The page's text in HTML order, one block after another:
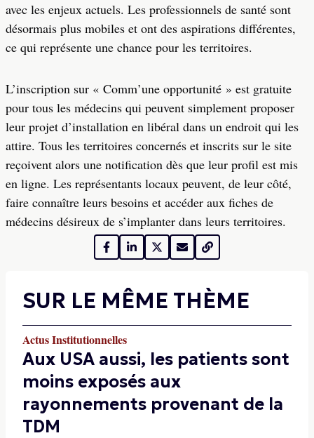
avec les enjeux actuels. Les professionnels de santé sont
désormais plus mobiles et ont des aspirations différentes,
ce qui représente une chance pour les territoires.
L’inscription sur « Comm’une opportunité » est gratuite
pour tous les médecins qui peuvent simplement proposer
leur projet d’installation en libéral dans un endroit qui les
attire. Tous les territoires concernés et inscrits sur le site
reçoivent alors une notification dès que leur profil est mis
en ligne. Les représentants locaux peuvent, de leur côté,
faire connaître leurs besoins et accéder aux fiches de
médecins désireux de s’implanter dans leurs territoires.
SUR LE MÊME THÈME
Actus Institutionnelles
Aux USA aussi, les patients sont
moins exposés aux
rayonnements provenant de la
TDM